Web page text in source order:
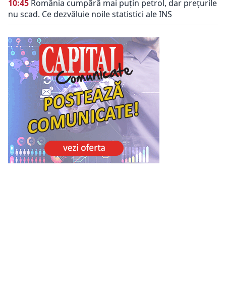
10:45 România cumpără mai puțin petrol, dar prețurile
nu scad. Ce dezvăluie noile statistici ale INS